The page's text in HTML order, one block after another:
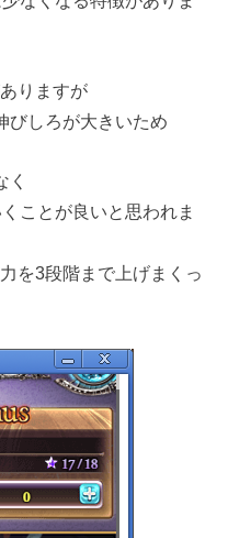
りますが
しろが大きいため
く
ことが良いと思われま
を3段階まで上げまくっ